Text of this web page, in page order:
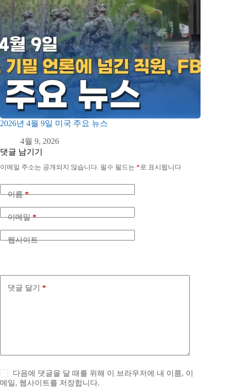
2026년 4월 9일 미국 주요 뉴스
4월 9, 2026
댓글 남기기
이메일 주소는 공개되지 않습니다. 필수 필드는 *로 표시됩니다
이름*
이메일*
웹사이트
댓글 달기 *
다음에 댓글을 달 때를 위해 이 브라우저에 내 이름, 이
메일, 웹사이트를 저장합니다.